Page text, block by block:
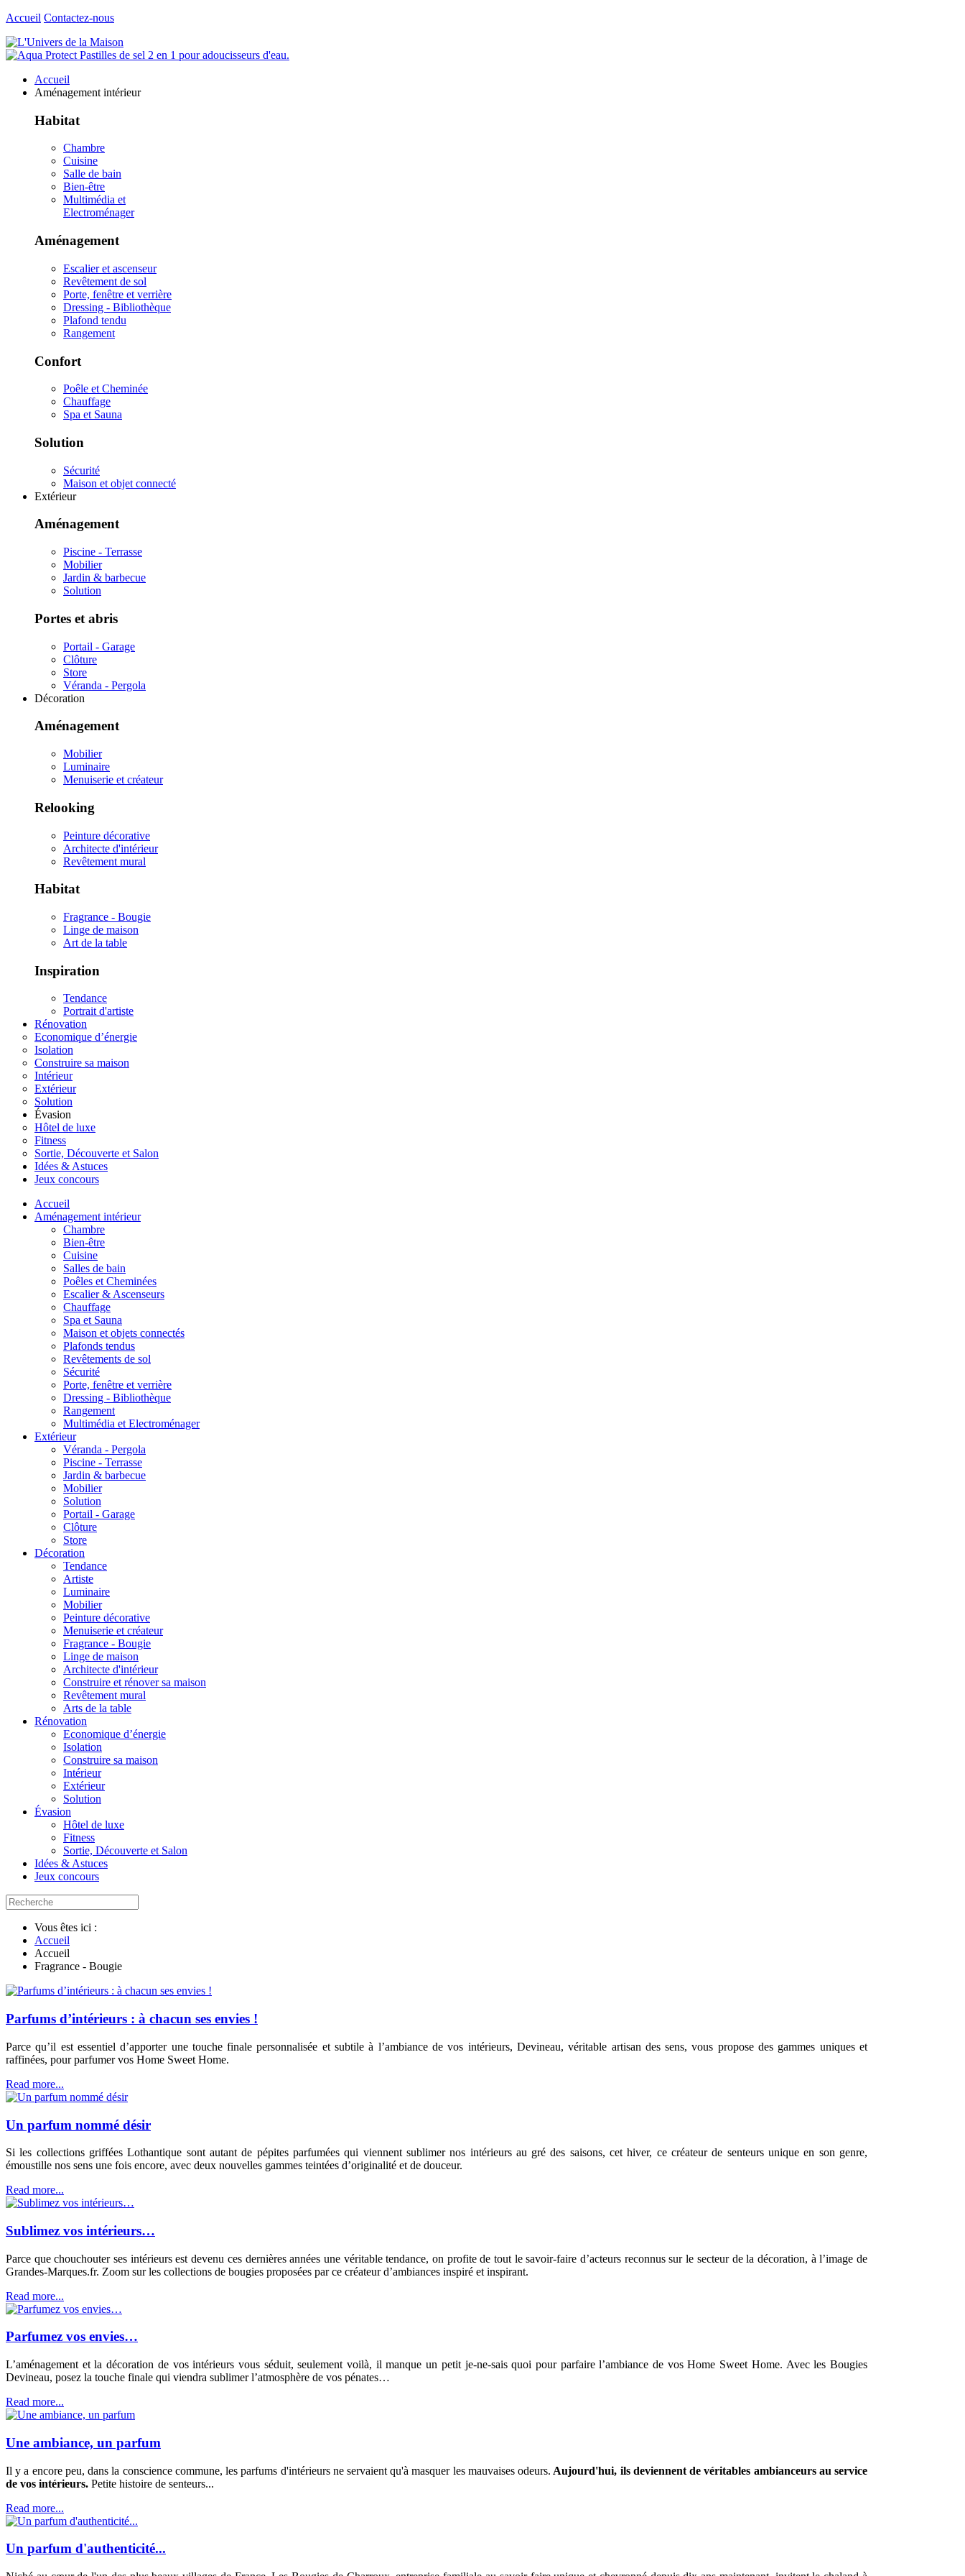
Accueil Contactez-nous
Accueil
Aménagement intérieur
Habitat
Chambre
Cuisine
Salle de bain
Bien-être
Multimédia et
Electroménager
Aménagement
Escalier et ascenseur
Revêtement de sol
Porte, fenêtre et verrière
Dressing - Bibliothèque
Plafond tendu
Rangement
Confort
Poêle et Cheminée
Chauffage
Spa et Sauna
Solution
Sécurité
Maison et objet connecté
Extérieur
Aménagement
Piscine - Terrasse
Mobilier
Jardin & barbecue
Solution
Portes et abris
Portail - Garage
Clôture
Store
Véranda - Pergola
Décoration
Aménagement
Mobilier
Luminaire
Menuiserie et créateur
Relooking
Peinture décorative
Architecte d'intérieur
Revêtement mural
Habitat
Fragrance - Bougie
Linge de maison
Art de la table
Inspiration
Tendance
Portrait d'artiste
Rénovation
Economique d’énergie
Isolation
Construire sa maison
Intérieur
Extérieur
Solution
Évasion
Hôtel de luxe
Fitness
Sortie, Découverte et Salon
Idées & Astuces
Jeux concours
Accueil
Aménagement intérieur
Chambre
Bien-être
Cuisine
Salles de bain
Poêles et Cheminées
Escalier & Ascenseurs
Chauffage
Spa et Sauna
Maison et objets connectés
Plafonds tendus
Revêtements de sol
Sécurité
Porte, fenêtre et verrière
Dressing - Bibliothèque
Rangement
Multimédia et Electroménager
Extérieur
Véranda - Pergola
Piscine - Terrasse
Jardin & barbecue
Mobilier
Solution
Portail - Garage
Clôture
Store
Décoration
Tendance
Artiste
Luminaire
Mobilier
Peinture décorative
Menuiserie et créateur
Fragrance - Bougie
Linge de maison
Architecte d'intérieur
Construire et rénover sa maison
Revêtement mural
Arts de la table
Rénovation
Economique d’énergie
Isolation
Construire sa maison
Intérieur
Extérieur
Solution
Évasion
Hôtel de luxe
Fitness
Sortie, Découverte et Salon
Idées & Astuces
Jeux concours
Vous êtes ici :
Accueil
Accueil
Fragrance - Bougie
Parfums d’intérieurs : à chacun ses envies !
Parce qu’il est essentiel d’apporter une touche finale personnalisée et subtile à l’ambiance de vos intérieurs, Devineau, véritable artisan des sens, vous propose des gammes uniques et
raffinées, pour parfumer vos Home Sweet Home.
Read more...
Un parfum nommé désir
Si les collections griffées Lothantique sont autant de pépites parfumées qui viennent sublimer nos intérieurs au gré des saisons, cet hiver, ce créateur de senteurs unique en son genre,
émoustille nos sens une fois encore, avec deux nouvelles gammes teintées d’originalité et de douceur.
Read more...
Sublimez vos intérieurs…
Parce que chouchouter ses intérieurs est devenu ces dernières années une véritable tendance, on profite de tout le savoir-faire d’acteurs reconnus sur le secteur de la décoration, à l’image de
Grandes-Marques.fr. Zoom sur les collections de bougies proposées par ce créateur d’ambiances inspiré et inspirant.
Read more...
Parfumez vos envies…
L’aménagement et la décoration de vos intérieurs vous séduit, seulement voilà, il manque un petit je-ne-sais quoi pour parfaire l’ambiance de vos Home Sweet Home. Avec les Bougies
Devineau, posez la touche finale qui viendra sublimer l’atmosphère de vos pénates…
Read more...
Une ambiance, un parfum
Il y a encore peu, dans la conscience commune, les parfums d'intérieurs ne servaient qu'à masquer les mauvaises odeurs. Aujourd'hui, ils deviennent de véritables ambianceurs au service
de vos intérieurs. Petite histoire de senteurs...
Read more...
Un parfum d'authenticité...